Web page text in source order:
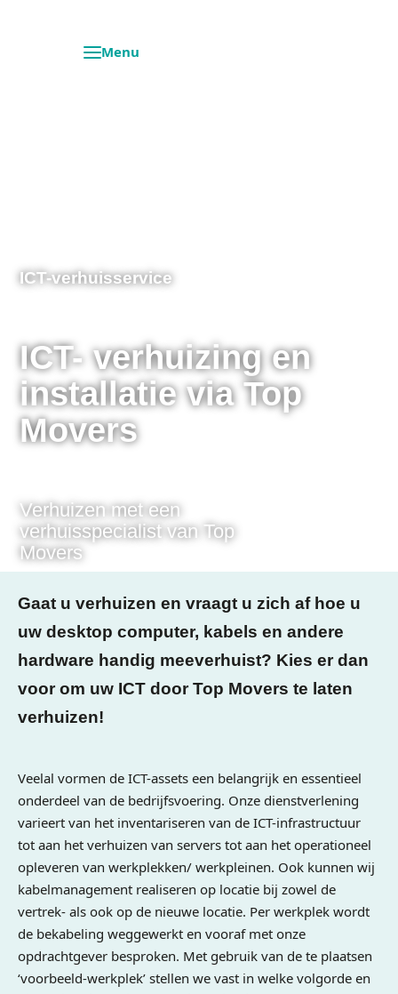
ICT-verhuisservice
ICT- verhuizing en
installatie via Top
Movers
Verhuizen met een
verhuisspecialist van Top
Movers
Gaat u verhuizen en vraagt u zich af hoe u
uw desktop computer, kabels en andere
hardware handig meeverhuist? Kies er dan
voor om uw ICT door Top Movers te laten
verhuizen!
Veelal vormen de ICT-assets een belangrijk en essentieel
onderdeel van de bedrijfsvoering. Onze dienstverlening
varieert van het inventariseren van de ICT-infrastructuur
tot aan het verhuizen van servers tot aan het operationeel
opleveren van werkplekken/ werkpleinen. Ook kunnen wij
kabelmanagement realiseren op locatie bij zowel de
vertrek- als ook op de nieuwe locatie. Per werkplek wordt
de bekabeling weggewerkt en vooraf met onze
opdrachtgever besproken. Met gebruik van de te plaatsen
‘voorbeeld-werkplek’ stellen we vast in welke volgorde en